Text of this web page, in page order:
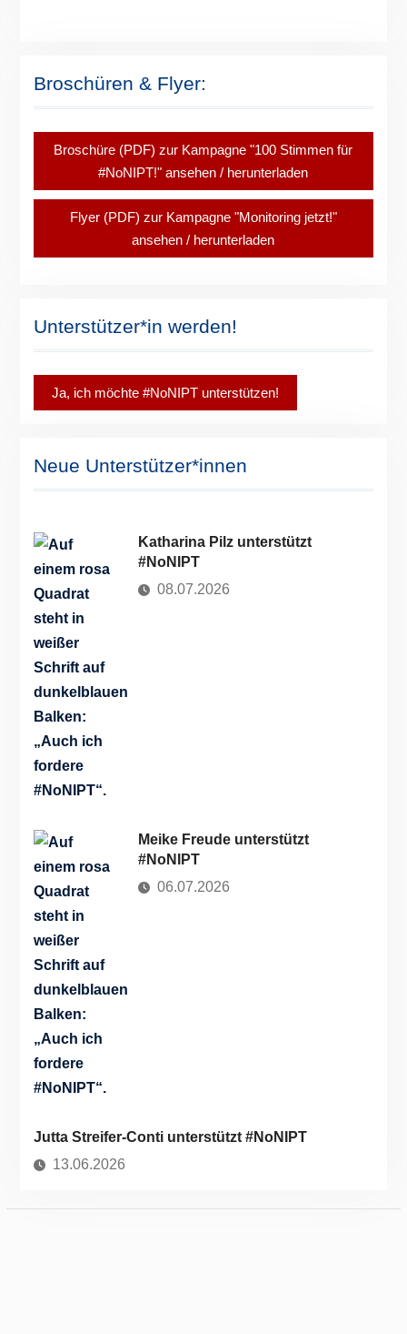
Broschüren & Flyer:
Broschüre (PDF) zur Kampagne "100 Stimmen für
#NoNIPT!" ansehen / herunterladen
Flyer (PDF) zur Kampagne "Monitoring jetzt!"
ansehen / herunterladen
Unterstützer*in werden!
Ja, ich möchte #NoNIPT unterstützen!
Neue Unterstützer*innen
Katharina Pilz unterstützt
#NoNIPT
08.07.2026
Meike Freude unterstützt
#NoNIPT
06.07.2026
Jutta Streifer-Conti unterstützt #NoNIPT
13.06.2026